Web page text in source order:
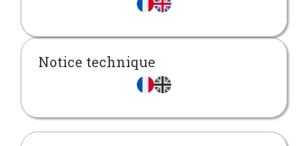
Notice technique